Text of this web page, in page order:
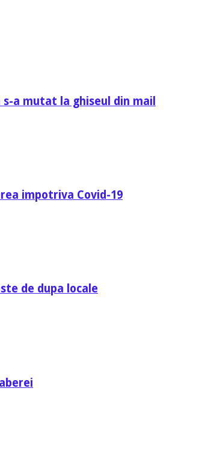
a mutat la ghiseul din mail
impotriva Covid-19
de dupa locale